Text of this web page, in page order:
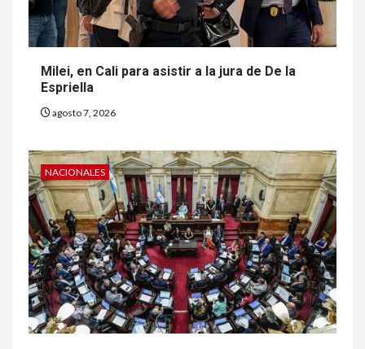
Milei, en Cali para asistir a la jura de De la
Espriella
agosto 7, 2026
NACIONALES